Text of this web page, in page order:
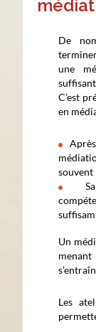
De
une
C’est
en
souvent
Un
Les